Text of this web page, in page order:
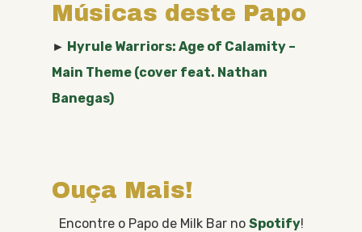
Músicas deste Papo
► Hyrule Warriors: Age of Calamity –
Main Theme (cover feat. Nathan
Banegas)
Ouça Mais!
Encontre o Papo de Milk Bar no Spotify!